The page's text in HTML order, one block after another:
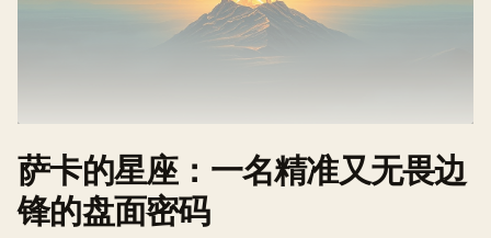
萨卡的星座：一名精准又无畏边
锋的盘面密码